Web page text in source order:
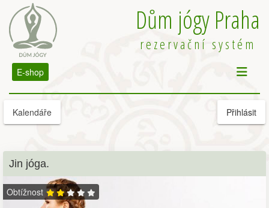
Dům jógy Praha
rezervační systém
E-shop
Kalendáře Přihlásit
Jin jóga.
Obtížnost